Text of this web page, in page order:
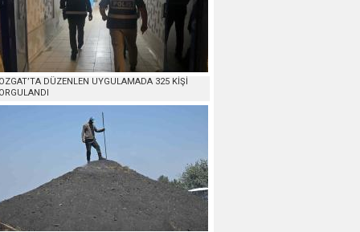
DÜZENLEN UYGULAMADA 325 KİŞİ